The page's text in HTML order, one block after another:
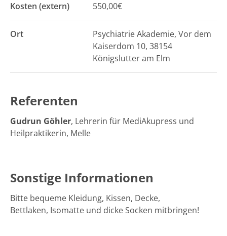
Kosten (extern) 550,00€
Ort
Psychiatrie Akademie, Vor dem
Kaiserdom 10, 38154
Königslutter am Elm
Referenten
Gudrun Göhler, Lehrerin für MediAkupress und
Heilpraktikerin, Melle
Sonstige Informationen
Bitte bequeme Kleidung, Kissen, Decke,
Bettlaken, Isomatte und dicke Socken mitbringen!